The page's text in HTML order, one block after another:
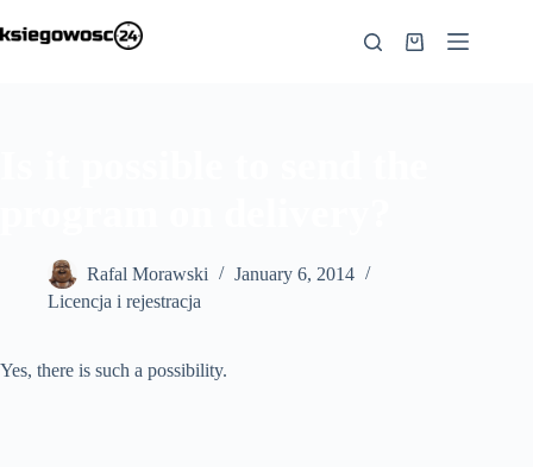
to
content
Shopping
Rafal Morawski
January 6, 2014
Licencja i rejestracja
Yes, there is such a possibility.